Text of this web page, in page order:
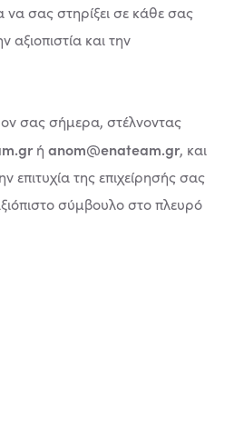
να σας στηρίξει σε κάθε σας
και την
σας σήμερα, στέλνοντας
ή anom@enateam.gr, και
επιτυχία της επιχείρησής σας
σύμβουλο στο πλευρό